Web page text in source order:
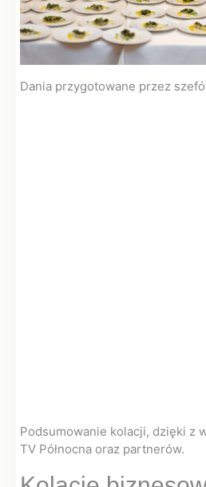
Dania przygotowane przez
Podsumowanie kolacji, dzięki z
TV Północna oraz partnerów.